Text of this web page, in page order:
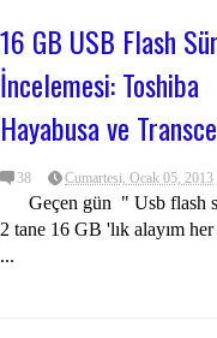
16 GB USB Flash
İncelemesi: Toshiba
Hayabusa ve
38 Cumartesi, Ocak 05, 2013
Geçen gün " Usb flash
2 tane 16 GB 'lık alayım
...